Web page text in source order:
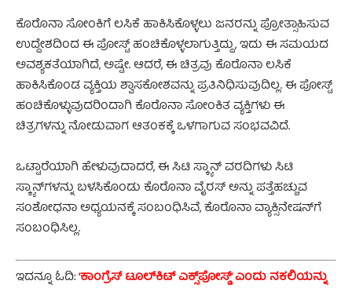
ಕೊರೊನಾ ಸೋಂಕಿಗೆ ಲಸಿಕೆ ಹಾಕಿಸಿಕೊಳ್ಳಲು ಜನರನ್ನು ಪ್ರೋತ್ಸಾಹಿಸುವ
ಉದ್ದೇಶದಿಂದ ಈ ಪೋಸ್ಟ್ ಹಂಚಿಕೊಳ್ಳಲಾಗುತ್ತಿದ್ದು, ಇದು ಈ ಸಮಯದ
ಅವಶ್ಯಕತೆಯಾಗಿದೆ, ಅಷ್ಟೇ. ಆದರೆ, ಈ ಚಿತ್ರವು ಕೊರೊನಾ ಲಸಿಕೆ
ಹಾಕಿಸಿಕೊಂಡ ವ್ಯಕ್ತಿಯ ಶ್ವಾಸಕೋಶವನ್ನು ಪ್ರತಿನಿಧಿಸುವುದಿಲ್ಲ. ಈ ಪೋಸ್ಟ್
ಹಂಚಿಕೊಳ್ಳುವುದರಿಂದಾಗಿ ಕೊರೊನಾ ಸೋಂಕಿತ ವ್ಯಕ್ತಿಗಳು ಈ
ಚಿತ್ರಗಳನ್ನು ನೋಡುವಾಗ ಆತಂಕಕ್ಕೆ ಒಳಗಾಗುವ ಸಂಭವವಿದೆ.
ಒಟ್ಟಾರೆಯಾಗಿ ಹೇಳುವುದಾದರೆ, ಈ ಸಿಟಿ ಸ್ಕ್ಯಾನ್ ವರದಿಗಳು ಸಿಟಿ
ಸ್ಕ್ಯಾನ್‌ಗಳನ್ನು ಬಳಸಿಕೊಂಡು ಕೊರೊನಾ ವೈರಸ್ ಅನ್ನು ಪತ್ತೆಹಚ್ಚುವ
ಸಂಶೋಧನಾ ಅಧ್ಯಯನಕ್ಕೆ ಸಂಬಂಧಿಸಿವೆ, ಕೊರೊನಾ ವ್ಯಾಕ್ಸಿನೇಷನ್‌ಗೆ
ಸಂಬಂಧಿಸಿಲ್ಲ.
ಇದನ್ನೂ ಓದಿ:‘ಕಾಂಗ್ರೆಸ್‌ ಟೂಲ್‌ಕಿಟ್‌ ಎಕ್ಸ್‌ಪೋಸ್ಡ್‌‌’ ಎಂದು ನಕಲಿಯನ್ನು